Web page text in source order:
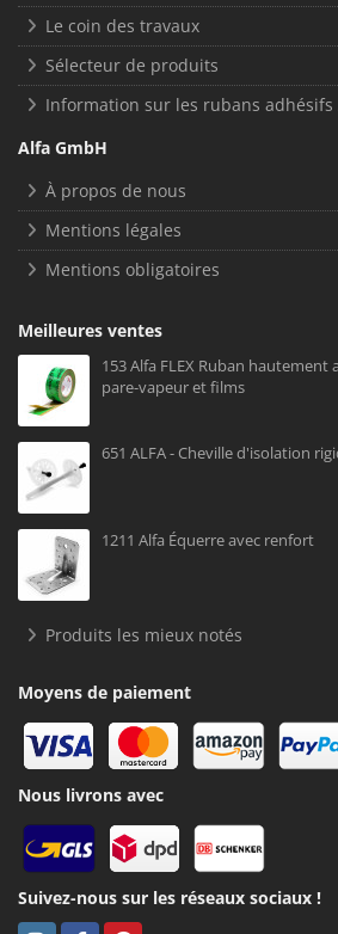
Le coin des travaux
Sélecteur de produits
Information sur les rubans adhésifs
Alfa GmbH
À propos de nous
Mentions légales
Mentions obligatoires
Meilleures ventes
153 Alfa FLEX Ruban
pare-vapeur et films
651 ALFA - Cheville d'isolation
1211 Alfa Équerre avec renfort
Produits les mieux notés
Moyens de paiement
Nous livrons avec
Suivez-nous sur les réseaux sociaux !